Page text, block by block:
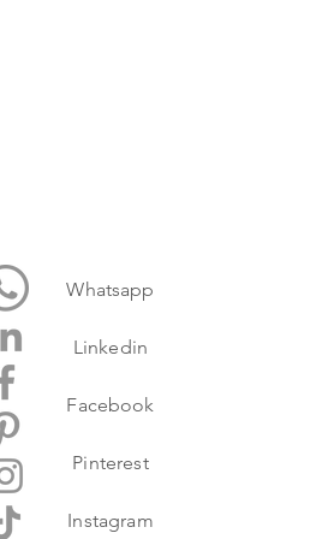
Whatsapp
Linkedin
Facebook
Pinterest
Instagram